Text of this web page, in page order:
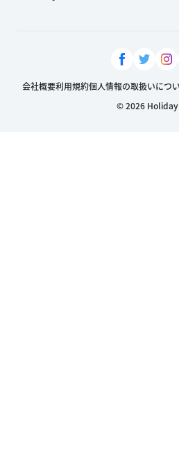
会社概要利用規約個人情報の取扱いにつ
© 2026